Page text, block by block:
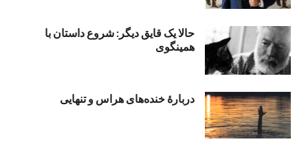
حالا یک قایق دیگر: شروع داستان با
همینگوی
دربارهٔ خنده‌های هراس و تنهایی